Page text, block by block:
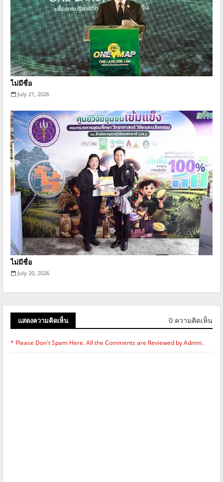
ไม่มีชื่อ
July 21, 2026
ไม่มีชื่อ
July 20, 2026
แสดงความคิดเห็น 0 ความคิดเห็น
* Please Don't Spam Here. All the Comments are Reviewed by Admin.